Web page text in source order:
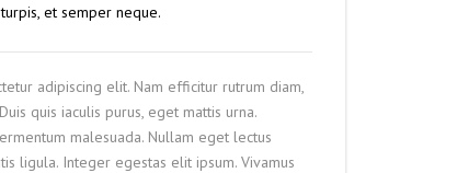
et semper neque.
adipiscing elit. Nam efficitur rutrum diam,
quis iaculis purus, eget mattis urna.
malesuada. Nullam eget lectus
ligula. Integer egestas elit ipsum. Vivamus